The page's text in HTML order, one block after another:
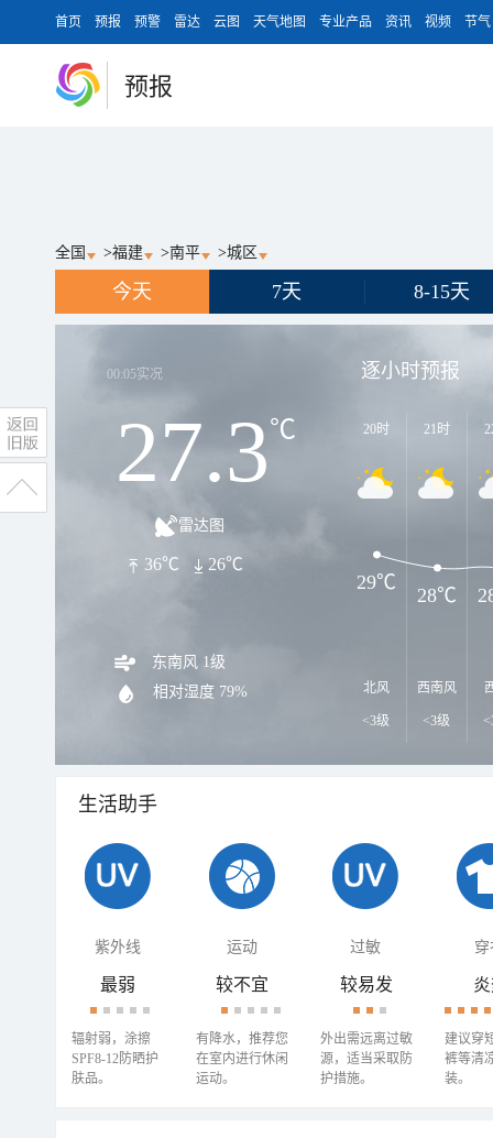
首页 预报 预警 雷达 云图 天气地图 专业产品 资讯 视频 节气
预报
全国 >福建 >南平 >城区
今天 7天 8-15天
00:05实况
27.3℃
雷达图
36℃ 26℃
东南风 1级
相对湿度 79%
逐小时预报
20时
北风
<3级
21时
西南风
<3级
29℃
28℃
生活助手
紫外线 运动 过敏 穿
最弱
辐射弱，涂擦
SPF8-12防晒护
肤品。
较不宜
有降水，推荐您
在室内进行休闲
运动。
较易发
外出需远离过敏
源，适当采取防
护措施。
建议穿
裤等清
装。